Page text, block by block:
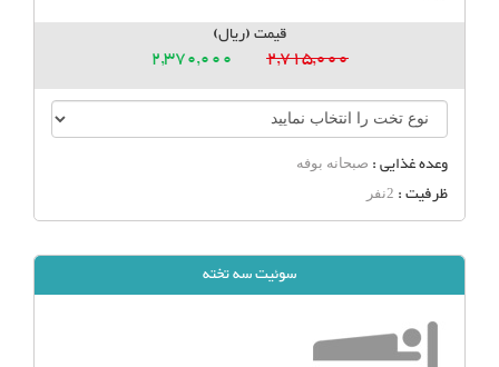
قیمت (ریال)
2,715,000
2,370,000
وعده غذایی : صبحانه بوفه
ظرفیت : 2نفر
سوئیت سه تخته